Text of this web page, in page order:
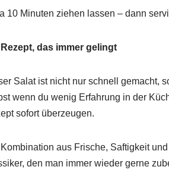
10 Minuten ziehen lassen – dann
Rezept, das immer gelingt
Salat ist nicht nur schnell gemacht,
wenn du wenig Erfahrung in der
sofort überzeugen.
aus Frische, Saftigkeit
den man immer wieder gerne